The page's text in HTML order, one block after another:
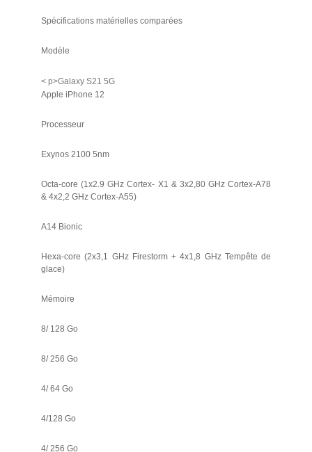
Spécifications matérielles comparées
Modèle
< p>Galaxy S21 5G
Apple iPhone 12
Processeur
Exynos 2100 5nm
Octa-core (1x2.9 GHz Cortex- X1 & 3x2,80 GHz Cortex-A78
& 4x2,2 GHz Cortex-A55)
A14 Bionic
Hexa-core (2x3,1 GHz Firestorm + 4x1,8 GHz Tempête de
glace)
Mémoire
8/ 128 Go
8/ 256 Go
4/ 64 Go
4/128 Go
4/ 256 Go